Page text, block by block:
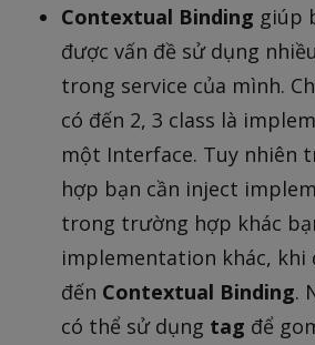
Contextual Binding giúp
được vấn đề sử dụng
trong service của mình.
có đến 2, 3 class là
một Interface. Tuy nhiên
hợp bạn cần inject
trong trường hợp khác
implementation khác, khi
đến Contextual Binding.
có thể sử dụng tag để